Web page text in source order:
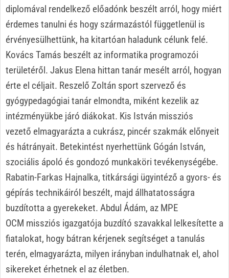
diplomával rendelkező előadónk beszélt arról, hogy miért
érdemes tanulni és hogy származástól függetlenül is
érvényesülhettünk, ha kitartóan haladunk célunk felé.
Kovács Tamás beszélt az informatika programozói
területéről. Jakus Elena hittan tanár mesélt arról, hogyan
érte el céljait. Reszelő Zoltán sport szervező és
gyógypedagógiai tanár elmondta, miként kezelik az
intézményükbe járó diákokat. Kis István missziós
vezető elmagyarázta a cukrász, pincér szakmák előnyeit
és hátrányait. Betekintést nyerhettünk Gógán István,
szociális ápoló és gondozó munkaköri tevékenységébe.
Rabatin-Farkas Hajnalka, titkársági ügyintéző a gyors- és
gépírás technikáiról beszélt, majd állhatatosságra
buzdította a gyerekeket. Abdul Ádám, az MPE
OCM missziós igazgatója buzdító szavakkal lelkesítette a
fiatalokat, hogy bátran kérjenek segítséget a tanulás
terén, elmagyarázta, milyen irányban indulhatnak el, ahol
sikereket érhetnek el az életben.